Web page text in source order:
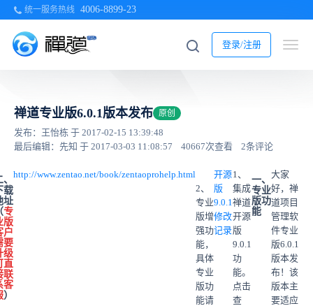
统一服务热线 4006-8899-23
登录/注册
禅道专业版6.0.1版本发布 原创
发布：王怡栋 于 2017-02-15 13:39:48
最后编辑：先知 于 2017-03-03 11:08:57
40667次查看 2条评论
大家
好，禅
道项目
管理软
件专业
版6.0.1
版本发
布！该
版本主
要适应
一、
专业
版功
能
1、
集成
禅道
开源
版
9.0.1
功
能。
点击
查
开源
版
9.0.1
修改
记录
2、
专业
版增
强功
能，
具体
专业
版功
能请
http://www.zentao.net/book/zentaoprohelp.html
载
址
专
版
户
要
级
直
联
客
）